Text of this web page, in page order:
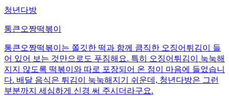
청년다방
통큰오짱떡볶이
통큰오짱떡볶이는 쫄깃한 떡과 함께 큼직한 오징어튀김이 들
어 있어 보는 것만으로도 푸짐해요. 특히 오징어튀김이 눅눅해
지지 않도록 떡볶이와 따로 포장되어 온 점이 마음에 들었습니
다. 배달 음식은 튀김이 눅눅해지기 쉬운데, 청년다방은 그런
부분까지 세심하게 신경 써 주시더라구요.